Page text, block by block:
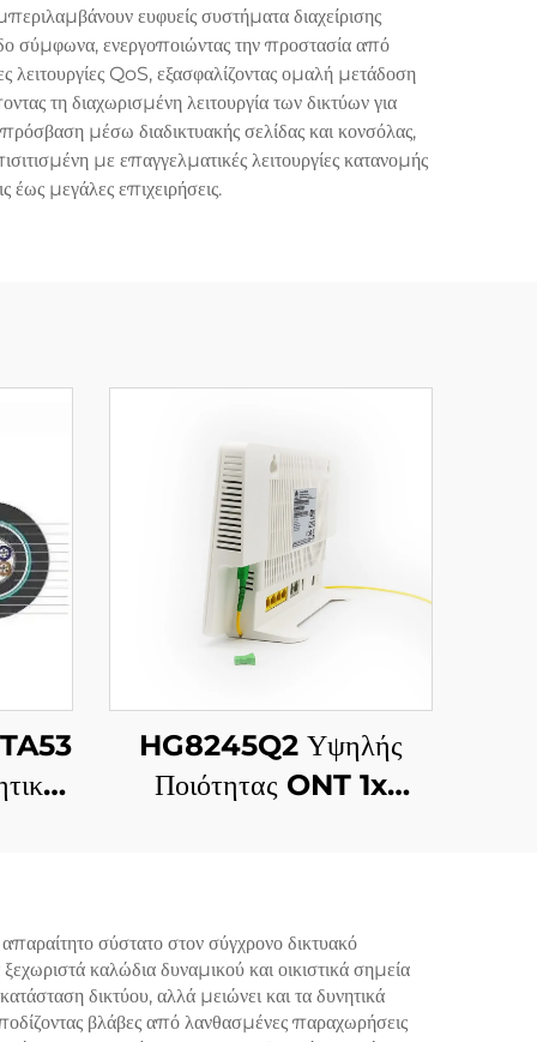
ευφυείς συστήματα διαχείρισης
σύμφωνα, ενεργοποιώντας την προστασία από
QoS, εξασφαλίζοντας ομαλή μετάδοση
τη διαχωρισμένη λειτουργία των δικτύων για
μέσω διαδικτυακής σελίδας και κονσόλας,
με επαγγελματικές λειτουργίες κατανομής
έως μεγάλες επιχειρήσεις.
HG8245Q2 Υψηλής
Ποιότητας ONT 1x
σύστατο στον σύγχρονο δικτυακό
καλώδια δυναμικού και οικιστικά σημεία
δικτύου, αλλά μειώνει και τα δυνητικά
βλάβες από λανθασμένες παραχωρήσεις